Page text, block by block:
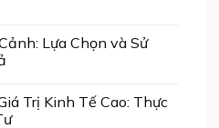
Lựa Chọn và Sử
Trị Kinh Tế Cao: Thực